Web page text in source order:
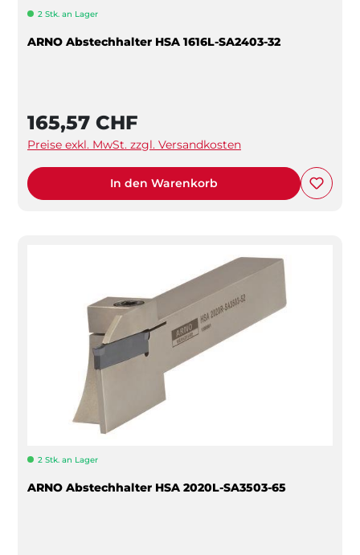
2 Stk. an Lager
ARNO Abstechhalter HSA 1616L-SA2403-32
165,57 CHF
Preise exkl. MwSt. zzgl. Versandkosten
In den Warenkorb
2 Stk. an Lager
ARNO Abstechhalter HSA 2020L-SA3503-65